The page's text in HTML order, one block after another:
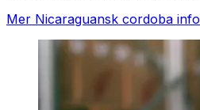
Mer Nicaraguansk cordoba info